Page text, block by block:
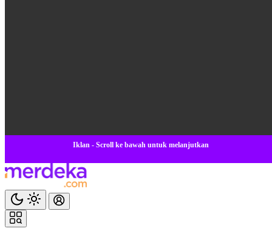
Iklan - Scroll ke bawah untuk melanjutkan